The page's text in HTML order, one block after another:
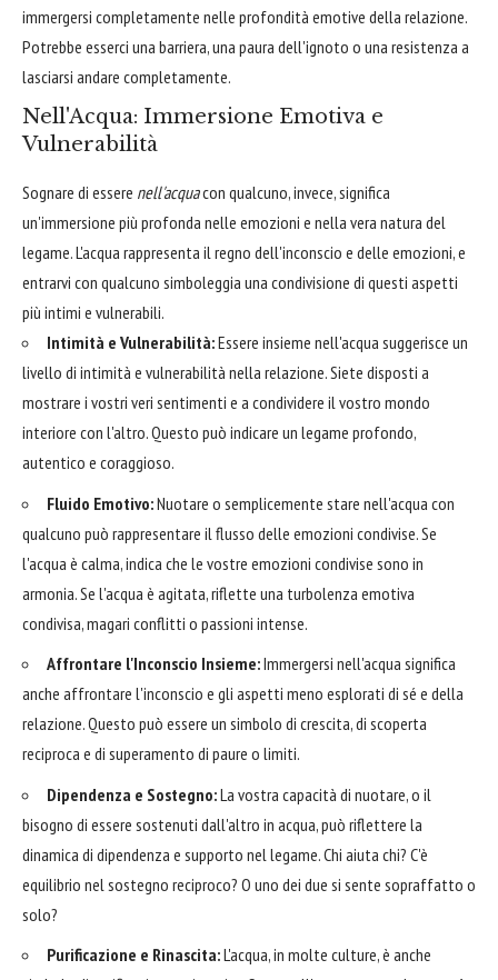
immergersi completamente nelle profondità emotive della relazione.
Potrebbe esserci una barriera, una paura dell'ignoto o una resistenza a
lasciarsi andare completamente.
Nell'Acqua: Immersione Emotiva e
Vulnerabilità
Sognare di essere nell'acquacon qualcuno, invece, significa
un'immersione più profonda nelle emozioni e nella vera natura del
legame. L'acqua rappresenta il regno dell'inconscio e delle emozioni, e
entrarvi con qualcuno simboleggia una condivisione di questi aspetti
più intimi e vulnerabili.
Intimità e Vulnerabilità:Essere insieme nell'acqua suggerisce un
livello di intimità e vulnerabilità nella relazione. Siete disposti a
mostrare i vostri veri sentimenti e a condividere il vostro mondo
interiore con l'altro. Questo può indicare un legame profondo,
autentico e coraggioso.
Fluido Emotivo:Nuotare o semplicemente stare nell'acqua con
qualcuno può rappresentare il flusso delle emozioni condivise. Se
l'acqua è calma, indica che le vostre emozioni condivise sono in
armonia. Se l'acqua è agitata, riflette una turbolenza emotiva
condivisa, magari conflitti o passioni intense.
Affrontare l'Inconscio Insieme:Immergersi nell'acqua significa
anche affrontare l'inconscio e gli aspetti meno esplorati di sé e della
relazione. Questo può essere un simbolo di crescita, di scoperta
reciproca e di superamento di paure o limiti.
Dipendenza e Sostegno:La vostra capacità di nuotare, o il
bisogno di essere sostenuti dall'altro in acqua, può riflettere la
dinamica di dipendenza e supporto nel legame. Chi aiuta chi? C'è
equilibrio nel sostegno reciproco? O uno dei due si sente sopraffatto o
solo?
Purificazione e Rinascita:L'acqua, in molte culture, è anche